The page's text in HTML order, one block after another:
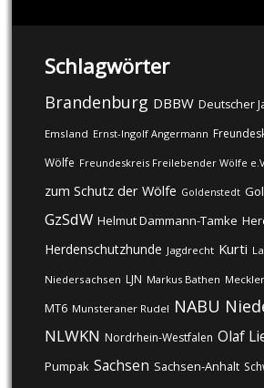
Schlagwörter
Brandenburg DBBW Deutscher
Emsland Ernst-Ingolf Angermann
Wölfe Freundeskreis Freilebender Wölfe
zum Schutz der Wölfe Goldenstedt
GzSdW Helmut Dammann-Tamke
Herdenschutzhunde Jagdrecht Kurti
Niedersachsen LJN Markus Bathen
MT6 Munsteraner Rudel NABU
NLWKN Nordrhein-Westfalen Olaf
Pumpak Sachsen Sachsen-Anhalt